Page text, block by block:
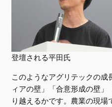
登壇される平田氏
このようなアグリテックの
ィアの壁」「合意形成の壁
り越えるかです。農業の現